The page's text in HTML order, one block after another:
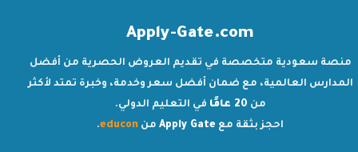
Apply-Gate.com
منصة سعودية متخصصة في تقديم العروض الحصرية من أفضل
المدارس العالمية، مع ضمان أفضل سعر وخدمة، وخبرة تمتد لأكثر
من 20 عامًا
في التعليم الدولي.
احجز بثقة مع Apply Gate من educon
.